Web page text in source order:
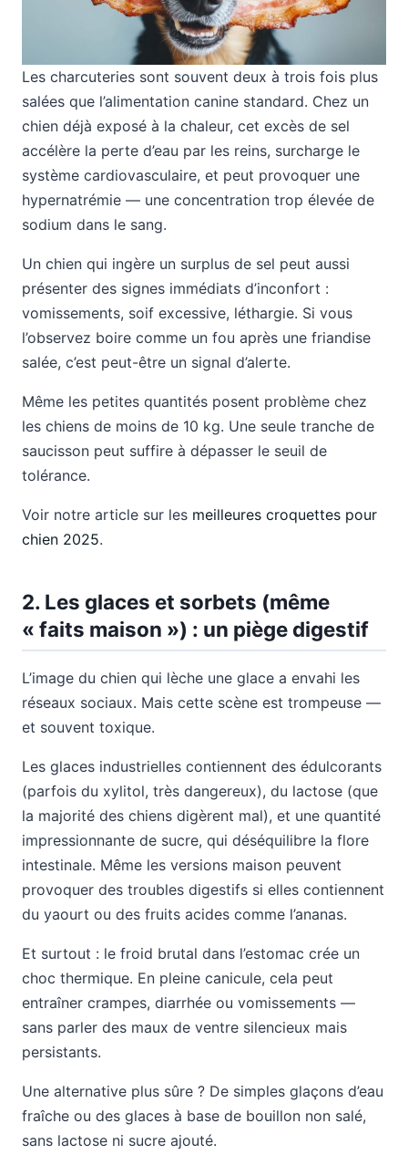
Les charcuteries sont souvent deux à trois fois plus
salées que l’alimentation canine standard. Chez un
chien déjà exposé à la chaleur, cet excès de sel
accélère la perte d’eau par les reins, surcharge le
système cardiovasculaire, et peut provoquer une
hypernatrémie — une concentration trop élevée de
sodium dans le sang.
Un chien qui ingère un surplus de sel peut aussi
présenter des signes immédiats d’inconfort :
vomissements, soif excessive, léthargie. Si vous
l’observez boire comme un fou après une friandise
salée, c’est peut-être un signal d’alerte.
Même les petites quantités posent problème chez
les chiens de moins de 10 kg. Une seule tranche de
saucisson peut suffire à dépasser le seuil de
tolérance.
Voir notre article sur les meilleures croquettes pour
chien 2025.
2. Les glaces et sorbets (même
« faits maison ») : un piège digestif
L’image du chien qui lèche une glace a envahi les
réseaux sociaux. Mais cette scène est trompeuse —
et souvent toxique.
Les glaces industrielles contiennent des édulcorants
(parfois du xylitol, très dangereux), du lactose (que
la majorité des chiens digèrent mal), et une quantité
impressionnante de sucre, qui déséquilibre la flore
intestinale. Même les versions maison peuvent
provoquer des troubles digestifs si elles contiennent
du yaourt ou des fruits acides comme l’ananas.
Et surtout : le froid brutal dans l’estomac crée un
choc thermique. En pleine canicule, cela peut
entraîner crampes, diarrhée ou vomissements —
sans parler des maux de ventre silencieux mais
persistants.
Une alternative plus sûre ? De simples glaçons d’eau
fraîche ou des glaces à base de bouillon non salé,
sans lactose ni sucre ajouté.